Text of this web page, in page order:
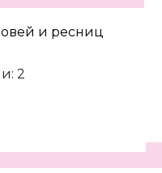
и ресниц
2